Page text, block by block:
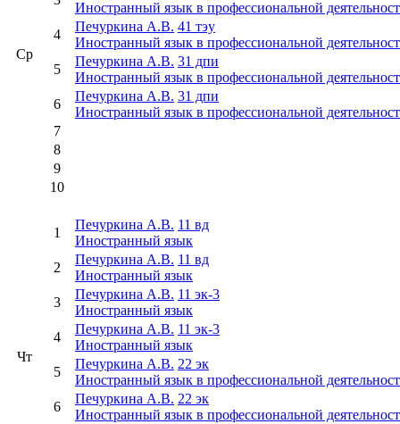
Ср
Иностранный язык в профессиональной
4
Печуркина А.В. 41 тэу
Иностранный язык в профессиональной
5
Печуркина А.В. 31 дпи
Иностранный язык в профессиональной
6
Печуркина А.В. 31 дпи
Иностранный язык в профессиональной
7
8
9
10
Чт
1
Печуркина А.В. 11 вд
Иностранный язык
2
Печуркина А.В. 11 вд
Иностранный язык
3
Печуркина А.В. 11 эк-3
Иностранный язык
4
Печуркина А.В. 11 эк-3
Иностранный язык
5
Печуркина А.В. 22 эк
Иностранный язык в профессиональной
6
Печуркина А.В. 22 эк
Иностранный язык в профессиональной